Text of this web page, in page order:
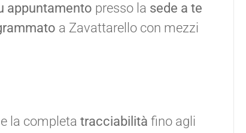
appuntamento presso la sede a te
a Zavattarello con mezzi
la completa tracciabilità fino agli